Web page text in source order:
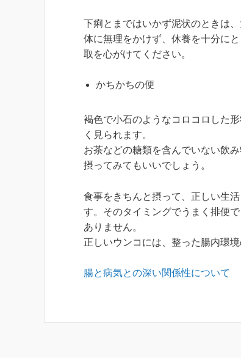
下痢とまではいかず泥状のときは
体に無理をかけず、休養を十分に
取を心がけてください。
かちかちの便
褐色で小石のようなコロコロした
く見られます。
お茶などの糖類を含んでいない飲
摂ってみてもいいでしょう。
食事をきちんと摂って、正しい生
す。そのタイミングでうまく排便
ありません。
正しいウンコには、整った腸内環
腸と病気との深い関係性について